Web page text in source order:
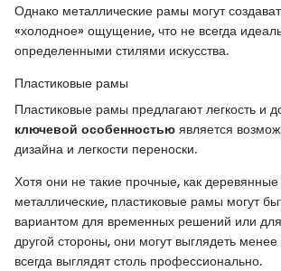
Однако металлические рамы могут
«холодное» ощущение, что не всегда
определенными стилями искусства.
Пластиковые рамы
Пластиковые рамы предлагают легкость и
ключевой особенностью является
дизайна и легкости переноски.
Хотя они не такие прочные, как
металлические, пластиковые рамы могут
вариантом для временных решений или
другой стороны, они могут выглядеть
всегда выглядят столь профессионально.